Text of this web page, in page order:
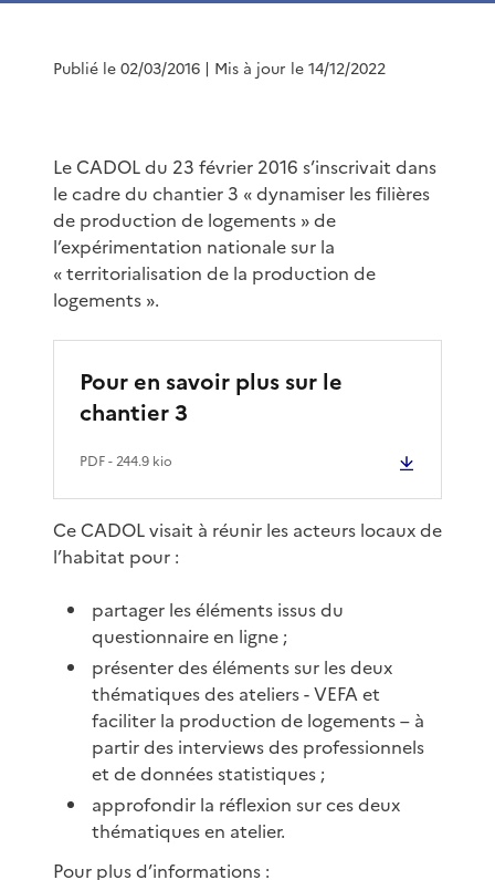
Publié le 02/03/2016 | Mis à jour le 14/12/2022
Le CADOL du 23 février 2016 s’inscrivait dans
le cadre du chantier 3 « dynamiser les filières
de production de logements » de
l’expérimentation nationale sur la
« territorialisation de la production de
logements ».
Pour en savoir plus sur le
chantier 3
PDF- 244.9 kio
Ce CADOL visait à réunir les acteurs locaux de
l’habitat pour :
partager les éléments issus du
questionnaire en ligne ;
présenter des éléments sur les deux
thématiques des ateliers - VEFA et
faciliter la production de logements – à
partir des interviews des professionnels
et de données statistiques ;
approfondir la réflexion sur ces deux
thématiques en atelier.
Pour plus d’informations :